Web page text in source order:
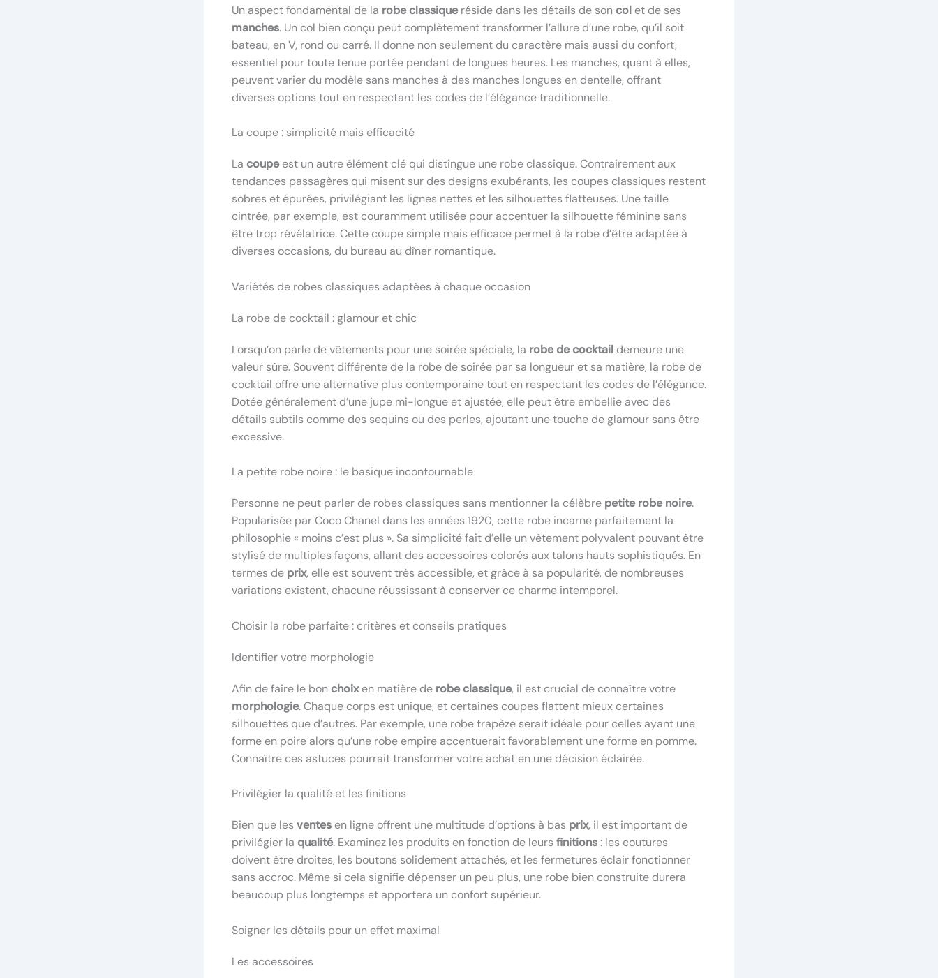
Un aspect fondamental de la robe classiqueréside dans les détails de son col et de ses
manches. Un col bien conçu peut complètement transformer l’allure d’une robe, qu’il soit
bateau, en V, rond ou carré. Il donne non seulement du caractère mais aussi du confort,
essentiel pour toute tenue portée pendant de longues heures. Les manches, quant à elles,
peuvent varier du modèle sans manches à des manches longues en dentelle, offrant
diverses options tout en respectant les codes de l’élégance traditionnelle.
La coupe : simplicité mais efficacité
La coupeest un autre élément clé qui distingue une robe classique. Contrairement aux
tendances passagères qui misent sur des designs exubérants, les coupes classiques restent
sobres et épurées, privilégiant les lignes nettes et les silhouettes flatteuses. Une taille
cintrée, par exemple, est couramment utilisée pour accentuer la silhouette féminine sans
être trop révélatrice. Cette coupe simple mais efficace permet à la robe d’être adaptée à
diverses occasions, du bureau au dîner romantique.
Variétés de robes classiques adaptées à chaque occasion
La robe de cocktail : glamour et chic
Lorsqu’on parle de vêtements pour une soirée spéciale, la robe de cocktail demeure une
valeur sûre. Souvent différente de la robe de soirée par sa longueur et sa matière, la robe de
cocktail offre une alternative plus contemporaine tout en respectant les codes de l’élégance.
Dotée généralement d’une jupe mi-longue et ajustée, elle peut être embellie avec des
détails subtils comme des sequins ou des perles, ajoutant une touche de glamour sans être
excessive.
La petite robe noire : le basique incontournable
Personne ne peut parler de robes classiques sans mentionner la célèbre petite robe noire.
Popularisée par Coco Chanel dans les années 1920, cette robe incarne parfaitement la
philosophie « moins c’est plus ». Sa simplicité fait d’elle un vêtement polyvalent pouvant être
stylisé de multiples façons, allant des accessoires colorés aux talons hauts sophistiqués. En
termes de prix, elle est souvent très accessible, et grâce à sa popularité, de nombreuses
variations existent, chacune réussissant à conserver ce charme intemporel.
Choisir la robe parfaite : critères et conseils pratiques
Identifier votre morphologie
Afin de faire le bon choixen matière de robe classique, il est crucial de connaître votre
morphologie. Chaque corps est unique, et certaines coupes flattent mieux certaines
silhouettes que d’autres. Par exemple, une robe trapèze serait idéale pour celles ayant une
forme en poire alors qu’une robe empire accentuerait favorablement une forme en pomme.
Connaître ces astuces pourrait transformer votre achat en une décision éclairée.
Privilégier la qualité et les finitions
Bien que les ventes en ligne offrent une multitude d’options à bas prix, il est important de
privilégier la qualité. Examinez les produits en fonction de leurs finitions: les coutures
doivent être droites, les boutons solidement attachés, et les fermetures éclair fonctionner
sans accroc. Même si cela signifie dépenser un peu plus, une robe bien construite durera
beaucoup plus longtemps et apportera un confort supérieur.
Soigner les détails pour un effet maximal
Les accessoires